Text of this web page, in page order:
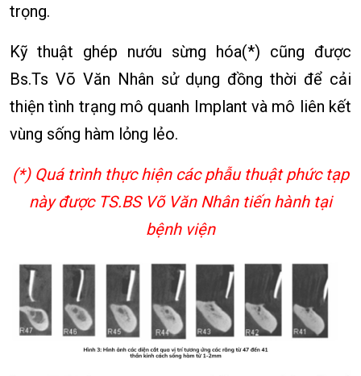
trọng.
Kỹ thuật ghép nướu sừng hóa(*) cũng được
Bs.Ts Võ Văn Nhân sử dụng đồng thời để cải
thiện tình trạng mô quanh Implant và mô liên kết
vùng sống hàm lỏng lẻo.
(*) Quá trình thực hiện các phẫu thuật phức tạp
này được TS.BS Võ Văn Nhân tiến hành tại
bệnh viện